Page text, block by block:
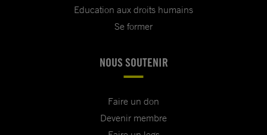
Education aux droits humains
Se former
NOUS SOUTENIR
Faire un don
Devenir membre